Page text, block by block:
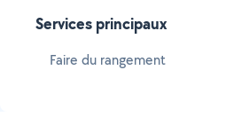
Services principaux
Faire du rangement